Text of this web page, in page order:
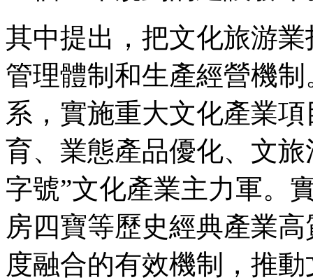
其中提出，把文化旅游
管理體制和生產經營機
系，實施重大文化產業
育、業態產品優化、文
字號”文化產業主力軍。
房四寶等歷史經典產業
度融合的有效機制，推